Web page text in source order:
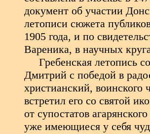
документ об участии
летописи сюжета
1905 года, и по
Вареника, в научных
Гребенская летопись
Дмитрий с победой в
христианский,
встретил его со святой
от супостатов
уже имеющиеся у себя